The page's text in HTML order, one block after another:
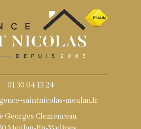
01 30 04 13 24
saintnicolas-meulan.fr
Georges Clemenceau